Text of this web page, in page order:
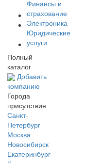
Финансы и
страхование
Электроника
Юридические
услуги
Полный
каталог
Добавить
компанию
Города
присутствия
Санкт-
Петербург
Москва
Новосибирск
Екатеринбург